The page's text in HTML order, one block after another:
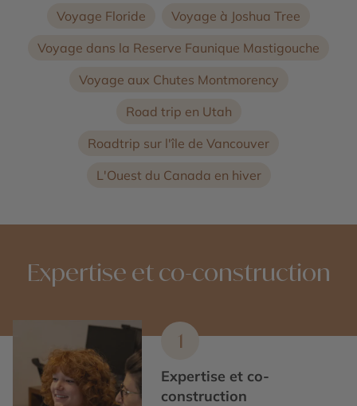
Voyage Floride
Voyage à Joshua Tree
Voyage dans la Reserve Faunique Mastigouche
Voyage aux Chutes Montmorency
Road trip en Utah
Roadtrip sur l'île de Vancouver
L'Ouest du Canada en hiver
Expertise et co-construction
1
Expertise et co-
construction